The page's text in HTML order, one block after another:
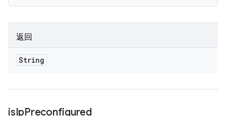
返回
String
isIpPreconfigured